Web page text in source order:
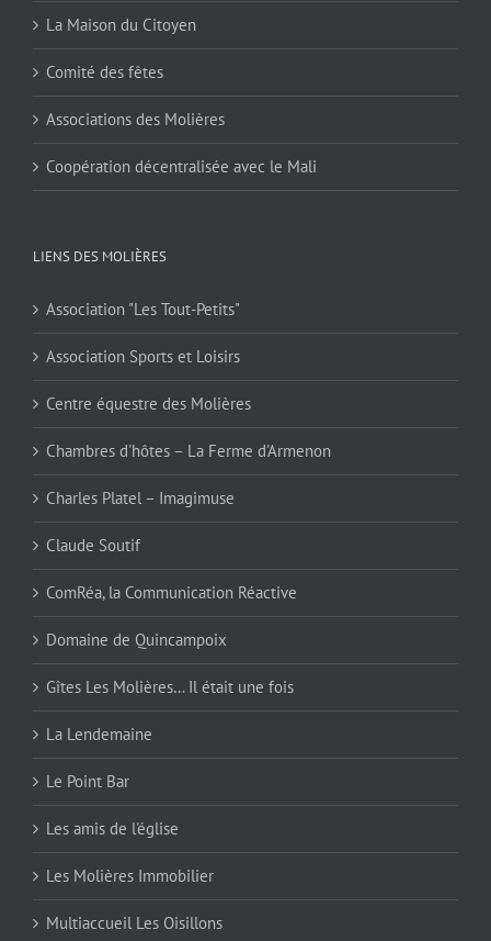
La Maison du Citoyen
Comité des fêtes
Associations des Molières
Coopération décentralisée avec le Mali
LIENS DES MOLIÈRES
Association "Les Tout-Petits"
Association Sports et Loisirs
Centre équestre des Molières
Chambres d'hôtes – La Ferme d'Armenon
Charles Platel – Imagimuse
Claude Soutif
ComRéa, la Communication Réactive
Domaine de Quincampoix
Gîtes Les Molières… Il était une fois
La Lendemaine
Le Point Bar
Les amis de l'église
Les Molières Immobilier
Multiaccueil Les Oisillons